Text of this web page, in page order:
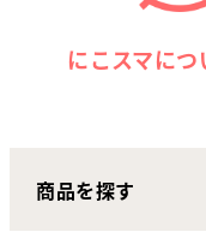
お客さまの声
にこスマ通信
にこスマにつ
商品を探す